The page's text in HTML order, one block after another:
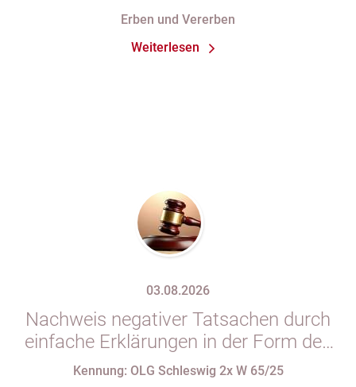
Erben und Vererben
Weiterlesen
03.08.2026
Nachweis negativer Tatsachen durch
einfache Erklärungen in der Form des
§ 29 GBO (hier: Nichtgeltendmachung
Kennung: OLG Schleswig 2x W 65/25